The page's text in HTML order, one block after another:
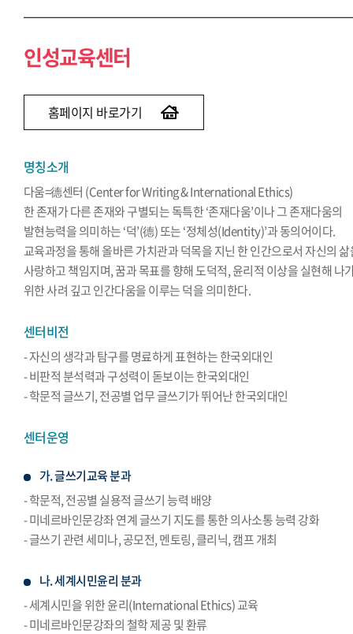
인성교육센터
홈페이지 바로가기
명칭소개
다움=德센터 (Center for Writing & International Ethics)
한 존재가 다른 존재와 구별되는 독특한 ‘존재다움’이나 그 존재다움의
발현능력을 의미하는 ‘덕’(德) 또는 ‘정체성(Identity)’과 동의어이다.
교육과정을 통해 올바른 가치관과 덕목을 지닌 한 인간으로서 자신의
사랑하고 책임지며, 꿈과 목표를 향해 도덕적, 윤리적 이상을 실현해 나
위한 사려 깊고 인간다움을 이루는 덕을 의미한다.
센터비전
- 자신의 생각과 탐구를 명료하게 표현하는 한국외대인
- 비판적 분석력과 구성력이 돋보이는 한국외대인
- 학문적 글쓰기, 전공별 업무 글쓰기가 뛰어난 한국외대인
센터운영
가. 글쓰기교육 분과
- 학문적, 전공별 실용적 글쓰기 능력 배양
- 미네르바인문강좌 연계 글쓰기 지도를 통한 의사소통 능력 강화
- 글쓰기 관련 세미나, 공모전, 멘토링, 클리닉, 캠프 개최
나. 세계시민윤리 분과
- 세계시민을 위한 윤리(International Ethics) 교육
- 미네르바인문강좌의 철학 제공 및 환류